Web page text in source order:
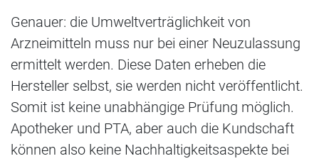
Genauer: die Umweltverträglichkeit von
Arzneimitteln muss nur bei einer Neuzulassung
ermittelt werden. Diese Daten erheben die
Hersteller selbst, sie werden nicht veröffentlicht.
Somit ist keine unabhängige Prüfung möglich.
Apotheker und PTA, aber auch die Kundschaft
können also keine Nachhaltigkeitsaspekte bei